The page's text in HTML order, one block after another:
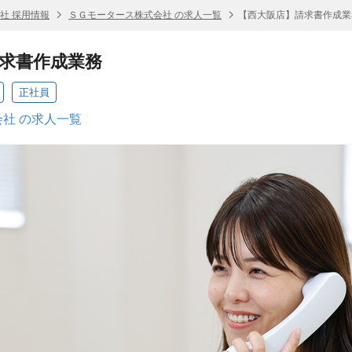
採用情報 ＳＧモータース株式会社 の求人一覧 【西大阪店】請求書作成
書作成業務
正社員
の求人一覧